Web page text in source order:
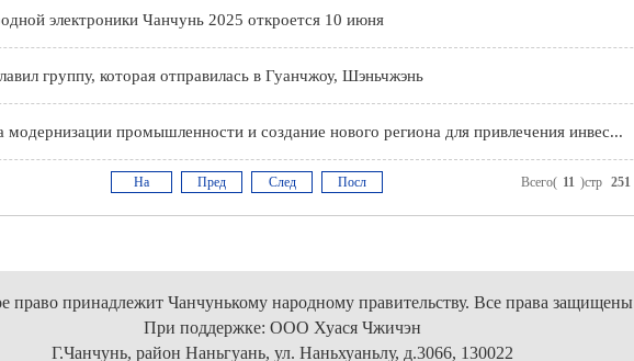
электроники Чанчунь 2025 откроется 10 июня
группу, которая отправилась в Гуанчжоу, Шэньчжэнь
модернизации промышленности и создание нового региона для привлечения инвес...
Всего( 11 )стр 251
На
Пред След Посл
право принадлежит Чанчунькому народному правительству. Все права защищены
При поддержке: ООО Хуася Чжичэн
Г.Чанчунь, район Наньгуань, ул. Наньхуаньлу, д.3066, 130022